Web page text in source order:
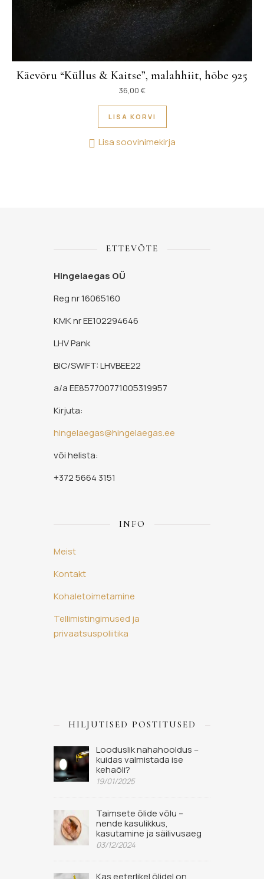
Käevõru “Küllus & Kaitse”, malahhiit, hõbe 925
36,00 €
LISA KORVI
Lisa soovinimekirja
ETTEVÕTE
Hingelaegas OÜ
Reg nr 16065160
KMK nr EE102294646
LHV Pank
BIC/SWIFT: LHVBEE22
a/a EE857700771005319957
Kirjuta:
hingelaegas@hingelaegas.ee
või helista:
+372 5664 3151
INFO
Meist
Kontakt
Kohaletoimetamine
Tellimistingimused ja
privaatsuspoliitika
HILJUTISED POSTITUSED
Looduslik nahahooldus –
kuidas valmistada ise
kehaõli?
19/01/2025
Taimsete õlide võlu –
nende kasulikkus,
kasutamine ja säilivusaeg
03/12/2024
Kas eeterlikel õlidel on